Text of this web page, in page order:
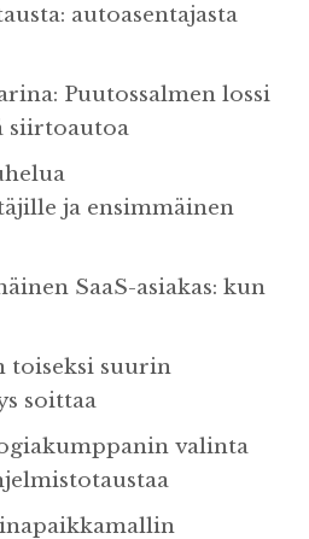
autoasentajasta
Puutossalmen lossi
siirtoautoa
ja ensimmäinen
SaaS-asiakas: kun
toiseksi suurin
soittaa
valinta